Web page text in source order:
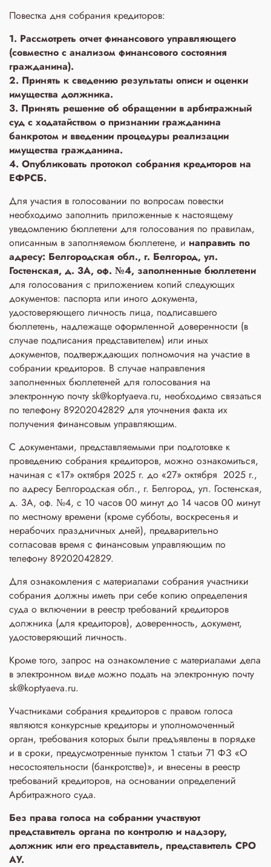
Повестка дня собрания кредиторов:
1. Рассмотреть отчет финансового управляющего
(совместно с анализом финансового состояния
гражданина).
2. Принять к сведению результаты описи и оценки
имущества должника.
3. Принять решение об обращении в арбитражный
суд с ходатайством о признании гражданина
банкротом и введении процедуры реализации
имущества гражданина.
4. Опубликовать протокол собрания кредиторов на
ЕФРСБ.
Для участия в голосовании по вопросам повестки
необходимо заполнить приложенные к настоящему
уведомлению бюллетени для голосования по правилам,
описанным в заполняемом бюллетене, и направить по
адресу: Белгородская обл., г. Белгород, ул.
Гостенская, д. 3A, оф. №4, заполненные бюллетени
для голосования с приложением копий следующих
документов: паспорта или иного документа,
удостоверяющего личность лица, подписавшего
бюллетень, надлежаще оформленной доверенности (в
случае подписания представителем) или иных
документов, подтверждающих полномочия на участие в
собрании кредиторов. В случае направления
заполненных бюллетеней для голосования на
электронную почту sk@koptyaeva.ru, необходимо связаться
по телефону 89202042829 для уточнения факта их
получения финансовым управляющим.
С документами, представляемыми при подготовке к
проведению собрания кредиторов, можно ознакомиться,
начиная с «17» октября 2025 г. до «27» октября 2025 г.,
по адресу Белгородская обл., г. Белгород, ул. Гостенская,
д. 3A, оф. №4, с 10 часов 00 минут до 14 часов 00 минут
по местному времени (кроме субботы, воскресенья и
нерабочих праздничных дней), предварительно
согласовав время с финансовым управляющим по
телефону 89202042829.
Для ознакомления с материалами собрания участники
собрания должны иметь при себе копию определения
суда о включении в реестр требований кредиторов
должника (для кредиторов), доверенность, документ,
удостоверяющий личность.
Кроме того, запрос на ознакомление с материалами дела
в электронном виде можно подать на электронную почту
sk@koptyaeva.ru.
Участниками собрания кредиторов с правом голоса
являются конкурсные кредиторы и уполномоченный
орган, требования которых были предъявлены в порядке
и в сроки, предусмотренные пунктом 1 статьи 71 ФЗ «О
несостоятельности (банкротстве)», и внесены в реестр
требований кредиторов, на основании определений
Арбитражного суда.
Без права голоса на собрании участвуют
представитель органа по контролю и надзору,
должник или его представитель, представитель СРО
АУ.